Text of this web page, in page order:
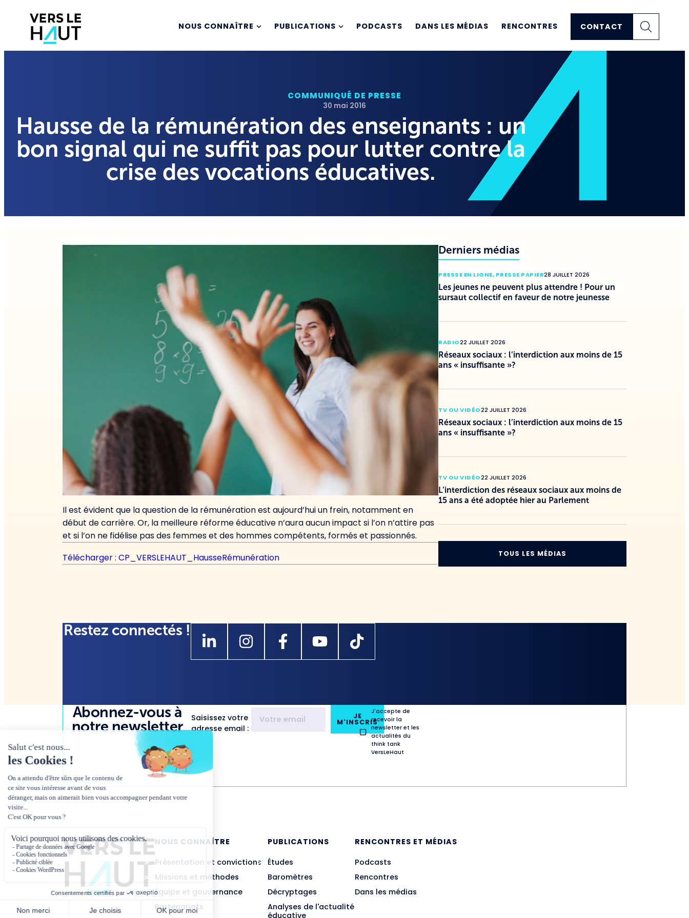
NOUS CONNAÎTRE PUBLICATIONS PODCASTS DANS LES MÉDIAS RENCONTRES CONTACT
COMMUNIQUÉ DE PRESSE
30 mai 2016
Hausse de la rémunération des enseignants : un
bon signal qui ne suffit pas pour lutter contre la
crise des vocations éducatives.
Il est évident que la question de la rémunération est aujourd’hui un frein, notamment en
début de carrière. Or, la meilleure réforme éducative n’aura aucun impact si l’on n’attire pas
et si l’on ne fidélise pas des femmes et des hommes compétents, formés et passionnés.
Télécharger : CP_VERSLEHAUT_HausseRémunération
Derniers médias
PRESSE EN LIGNE, PRESSE PAPIER28 JUILLET 2026
Les jeunes ne peuvent plus attendre ! Pour un
sursaut collectif en faveur de notre jeunesse
RADIO22 JUILLET 2026
Réseaux sociaux : l’interdiction aux moins de 15
ans « insuffisante »?
TV OU VIDÉO22 JUILLET 2026
Réseaux sociaux : l’interdiction aux moins de 15
ans « insuffisante »?
TV OU VIDÉO22 JUILLET 2026
L’interdiction des réseaux sociaux aux moins de
15 ans a été adoptée hier au Parlement
TOUS LES MÉDIAS
Restez connectés !
Abonnez-vous à
notre newsletter
Saisissez votre
adresse email :
JE
M'INSCRIS
J'accepte de
recevoir la
newsletter et les
actualités du
think tank
VersLeHaut
NOUS CONNAÎTRE
Présentation et convictions
Missions et méthodes
Équipe et gouvernance
Partenariats
PUBLICATIONS
Études
Baromètres
Décryptages
Analyses de l'actualité
éducative
RENCONTRES ET MÉDIAS
Podcasts
Rencontres
Dans les médias